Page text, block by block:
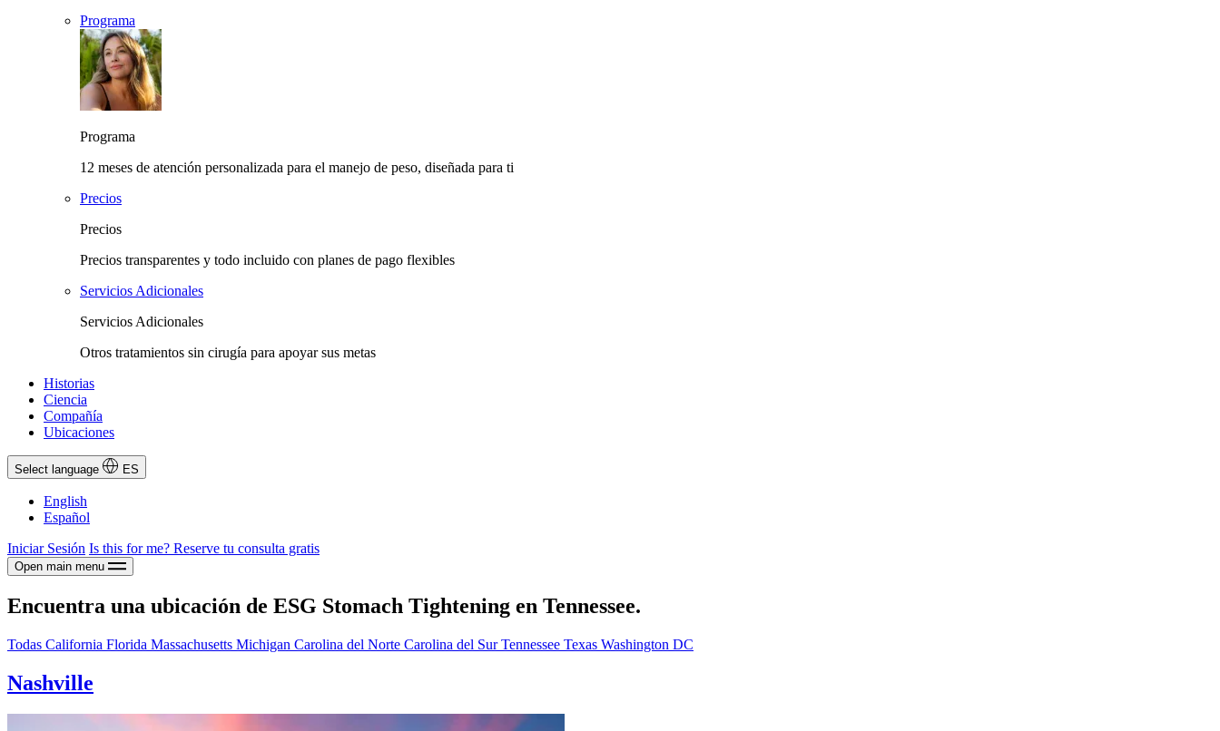
Programa
Programa
12 meses de atención personalizada para el manejo de peso, diseñada para ti
Precios
Precios
Precios transparentes y todo incluido con planes de pago flexibles
Servicios Adicionales
Servicios Adicionales
Otros tratamientos sin cirugía para apoyar sus metas
Historias
Ciencia
Compañía
Ubicaciones
Select language ES
English
Español
Iniciar Sesión Is this for me? Reserve tu consulta gratis
Open main menu
Encuentra una ubicación de ESG Stomach Tightening en Tennessee.
Todas California Florida Massachusetts Michigan Carolina del Norte Carolina del SurTennessee Texas Washington DC
Nashville